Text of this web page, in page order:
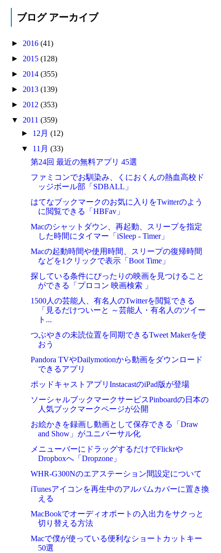
ブログ アーカイブ
► 2016(41)
► 2015(128)
► 2014(355)
► 2013(139)
► 2012(353)
▼ 2011(359)
► 12月 (12)
▼ 11月 (33)
第24回 最近の無料アプリ 45選
ファミコンでお馴染み、くにおくんの熱血高校ド
ッジボール部「SDBALL」
はてなブックマークのお気に入りをTwitterのよう
に閲覧できる「HBFav」
Macのシャットダウン、再起動、スリープを指定
した時間にタイマー「iSleep - Timer」
Macの起動時間や使用時間、スリープの復帰時間
などを1クリックで表示「Boot Time」
探している条件にぴったりの映画を見つけること
ができる「プロコン 映画検索 」
1500人の芸能人、有名人のTwitterを閲覧できる
「見るだけついーと ～芸能人・有名人のツイー
ト...
つぶやきの未読位置を同期できるTweet Makerを使
おう
Pandora TVやDailymotionから動画をダウンロード
できるアプリ
ポッドキャストアプリInstacastのiPad版が登場
ソーシャルブックマークサービスPinboardの日本の
人気ブックマークページが公開
お絵かきを録画し動画として保存できる「Draw
and Show」がユニバーサル化
メニューバーにドラッグするだけでFlickrや
Dropboxへ「Dropzone」
WHR-G300Nのエアステーション間設定について
iTunesアイコンを再生中のアルバムカバーに置き換
える
MacBookでオーディオポートの入出力をサクっと
切り替える方法
Macで僕が使っている便利なショートカットキー
50選